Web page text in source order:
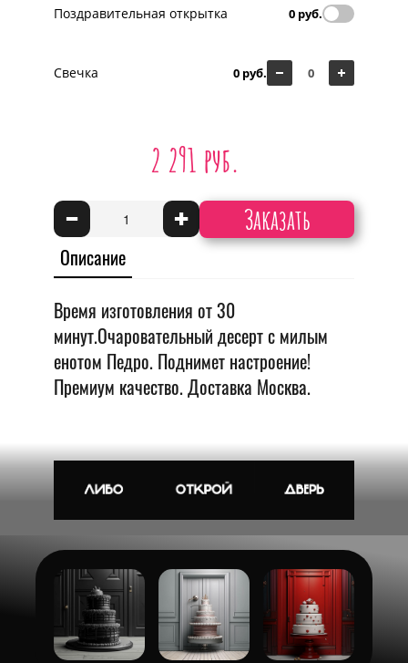
2 291 руб.
Заказать
- +
Поздравительная открытка 0 руб.
Свечка 0 руб.
Описание
Время изготовления от 30
минут.Очаровательный десерт с милым
енотом Педро. Поднимет настроение!
Премиум качество. Доставка Москва.